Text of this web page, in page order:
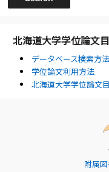
北海道大学学位論文
データベース検索方法
学位論文利用方法
北海道大学学位論文
附属